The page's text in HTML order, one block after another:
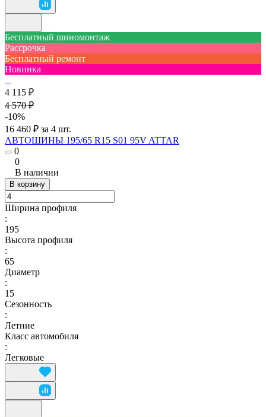
Бесплатный шиномонтаж
Рассрочка
Бесплатный ремонт
Новинка
4 115 ₽
4 570 ₽
-10%
16 460 ₽ за 4 шт.
АВТОШИНЫ 195/65 R15 S01 95V ATTAR
0
0
В наличии
В корзину
Ширина профиля
:
195
Высота профиля
:
65
Диаметр
:
15
Сезонность
:
Летние
Класс автомобиля
:
Легковые